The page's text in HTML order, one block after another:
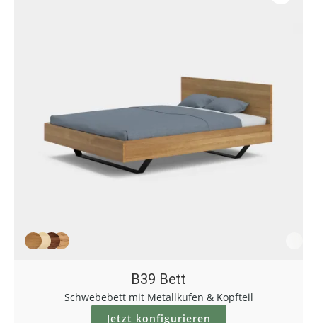
B39 Bett
Schwebebett mit Metallkufen & Kopfteil
Jetzt konfigurieren